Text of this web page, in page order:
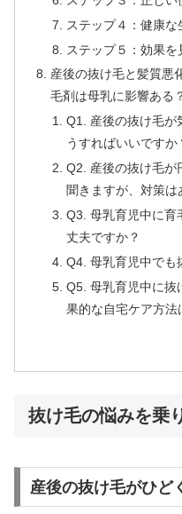
ステップ４：健康
ステップ５：効果を
産後の抜け毛と髪質悪
毛剤は母乳に影響ある
Q1. 産後の抜け毛が
うすればいいですか
Q2. 産後の抜け毛が
聞きますが、対策は
Q3. 母乳育児中に育
丈夫ですか？
Q4. 母乳育児中でも
Q5. 母乳育児中に抜
果的な自宅ケア方法
抜け毛の悩みを乗
産後の抜け毛がひど